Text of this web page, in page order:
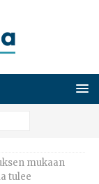
mukaan
tulee